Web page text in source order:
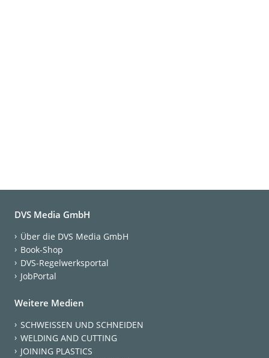
DVS Media GmbH
Über die DVS Media GmbH
Book-Shop
DVS-Regelwerksportal
JobPortal
Weitere Medien
SCHWEISSEN UND SCHNEIDEN
WELDING AND CUTTING
JOINING PLASTICS